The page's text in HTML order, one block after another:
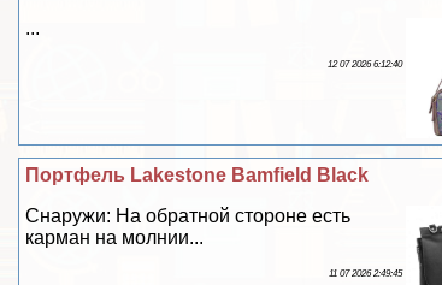
...
12 07 2026 6:12:40
Портфель Lakestone Bamfield Black
Снаружи: На обратной стороне есть
карман на молнии...
11 07 2026 2:49:45